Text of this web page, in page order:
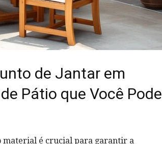
de Jantar em
Pátio que Você Pode
material é crucial para garantir a